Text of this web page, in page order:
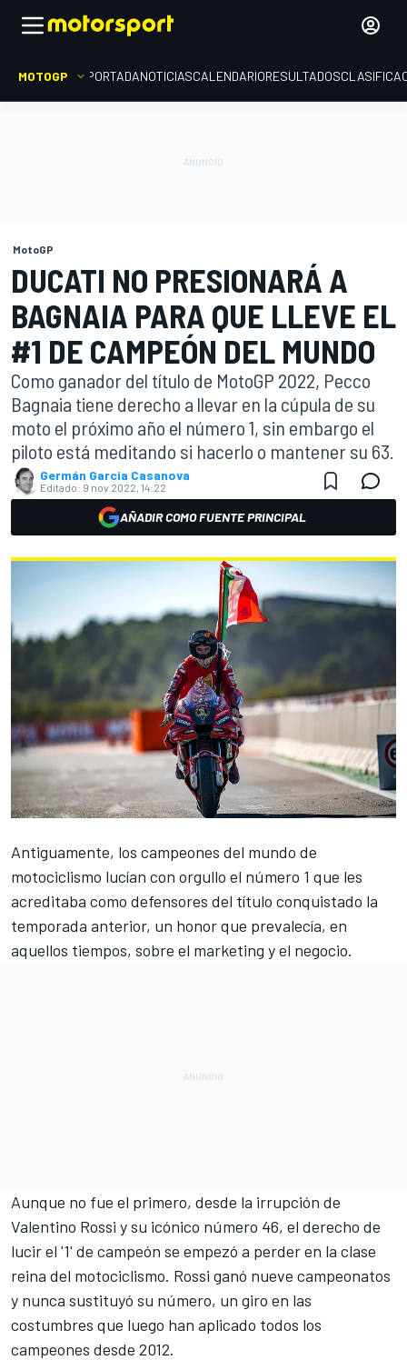
MOTOGP PORTADANOTICIASCALENDARIORESULTADOS
MotoGP
DUCATI NO PRESIONARÁ A
BAGNAIA PARA QUE LLEVE EL
#1 DE CAMPEÓN DEL MUNDO
Como ganador del título de MotoGP 2022, Pecco
Bagnaia tiene derecho a llevar en la cúpula de su
moto el próximo año el número 1, sin embargo el
piloto está meditando si hacerlo o mantener su 63.
Germán Garcia Casanova
Editado: 9 nov 2022, 14:22
AÑADIR COMO FUENTE PRINCIPAL
Antiguamente, los campeones del mundo de
motociclismo lucían con orgullo el número 1 que les
acreditaba como defensores del título conquistado la
temporada anterior, un honor que prevalecía, en
aquellos tiempos, sobre el marketing y el negocio.
Aunque no fue el primero, desde la irrupción de
Valentino Rossi y su icónico número 46, el derecho de
lucir el '1' de campeón se empezó a perder en la clase
reina del motociclismo. Rossi ganó nueve campeonatos
y nunca sustituyó su número, un giro en las
costumbres que luego han aplicado todos los
campeones desde 2012.